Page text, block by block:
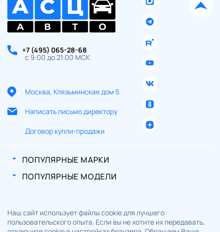
Отправляя данную форму Вы даете
персональных данных
+7 (495) 065-28-68
с 9:00 до 21:00 МСК
Москва, Клязьминская дом 5
Написать письмо директору
Договор купли-продажи
ПОПУЛЯРНЫЕ МАРКИ
ПОПУЛЯРНЫЕ МОДЕЛИ
Наш сайт использует файлы cookie для лучшего
пользовательского опыта. Если вы не хотите их передавать,